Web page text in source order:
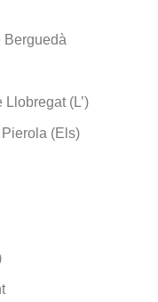
(L’)
(Els)